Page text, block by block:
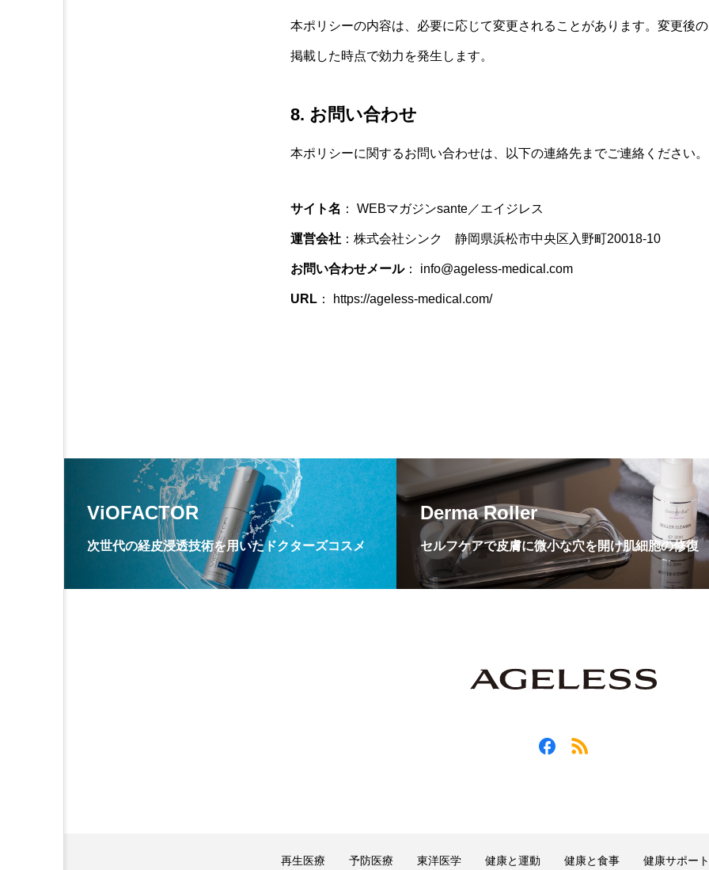
本ポリシーの内容は、必要に応じて変更されることがあります。変更後
掲載した時点で効力を発生します。
8. お問い合わせ
本ポリシーに関するお問い合わせは、以下の連絡先までご連絡ください。
サイト名 ： WEBマガジンsante／エイジレス
運営会社 ：株式会社シンク 静岡県浜松市中央区入野町20018-10
お問い合わせメール： info@ageless-medical.com
URL ： https://ageless-medical.com/
ViOFACTOR
次世代の経皮浸透技術を用いたドクターズコスメ
Derma Roller
セルフケアで皮膚に微小な穴を開け肌細胞の修復
再生医療 予防医療 東洋医学 健康と運動 健康と食事 健康サポート